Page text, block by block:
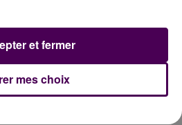
!
de Nicolas Terrien :
mes choix
et fermer